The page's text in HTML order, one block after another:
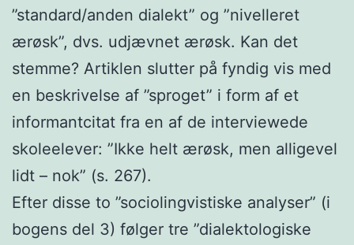
”standard/anden dialekt” og ”nivelleret
ærøsk”, dvs. udjævnet ærøsk. Kan det
stemme? Artiklen slutter på fyndig vis med
en beskrivelse af ”sproget” i form af et
informantcitat fra en af de interviewede
skoleelever: ”Ikke helt ærøsk, men alligevel
lidt – nok” (s. 267).
Efter disse to ”sociolingvistiske analyser” (i
bogens del 3) følger tre ”dialektologiske